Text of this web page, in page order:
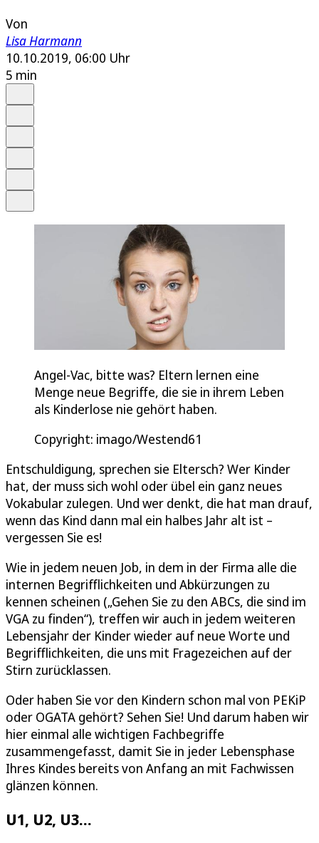
Von
Lisa Harmann
10.10.2019, 06:00 Uhr
5 min
Angel-Vac, bitte was? Eltern lernen eine
Menge neue Begriffe, die sie in ihrem Leben
als Kinderlose nie gehört haben.
Copyright: imago/Westend61
Entschuldigung, sprechen sie Eltersch? Wer Kinder
hat, der muss sich wohl oder übel ein ganz neues
Vokabular zulegen. Und wer denkt, die hat man drauf,
wenn das Kind dann mal ein halbes Jahr alt ist –
vergessen Sie es!
Wie in jedem neuen Job, in dem in der Firma alle die
internen Begrifflichkeiten und Abkürzungen zu
kennen scheinen („Gehen Sie zu den ABCs, die sind im
VGA zu finden“), treffen wir auch in jedem weiteren
Lebensjahr der Kinder wieder auf neue Worte und
Begrifflichkeiten, die uns mit Fragezeichen auf der
Stirn zurücklassen.
Oder haben Sie vor den Kindern schon mal von PEKiP
oder OGATA gehört? Sehen Sie! Und darum haben wir
hier einmal alle wichtigen Fachbegriffe
zusammengefasst, damit Sie in jeder Lebensphase
Ihres Kindes bereits von Anfang an mit Fachwissen
glänzen können.
U1, U2, U3…